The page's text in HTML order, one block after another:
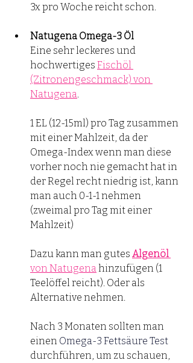
3x pro Woche reicht schon.
Natugena Omega-3 Öl
Eine sehr leckeres und
hochwertiges Fischöl
(Zitronengeschmack) von
Natugena.
1 EL (12-15ml) pro Tag zusammen
mit einer Mahlzeit, da der
Omega-Index wenn man diese
vorher noch nie gemacht hat in
der Regel recht niedrig ist, kann
man auch 0-1-1 nehmen
(zweimal pro Tag mit einer
Mahlzeit)
Dazu kann man gutes Algenöl
von Natugena hinzufügen (1
Teelöffel reicht). Oder als
Alternative nehmen.
Nach 3 Monaten sollten man
einen Omega-3 Fettsäure Test
durchführen, um zu schauen,